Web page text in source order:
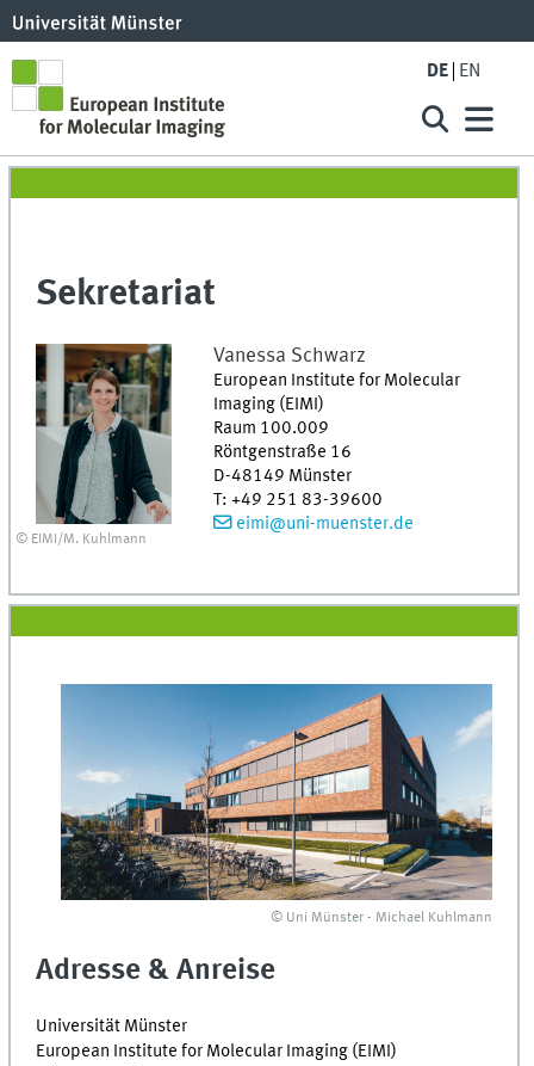
DE EN
Sekretariat
© EIMI/M. Kuhlmann
Vanessa Schwarz
European Institute for Molecular
Imaging (EIMI)
Raum 100.009
Röntgenstraße 16
D-48149 Münster
T: +49 251 83-39600
eimi@uni-muenster.de
© Uni Münster - Michael Kuhlmann
Adresse & Anreise
Universität Münster
European Institute for Molecular Imaging (EIMI)